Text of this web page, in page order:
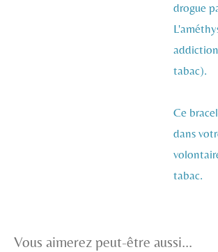
drogue
tabac).
Ce
dans
tabac.
Vous aimerez peut-être aussi...